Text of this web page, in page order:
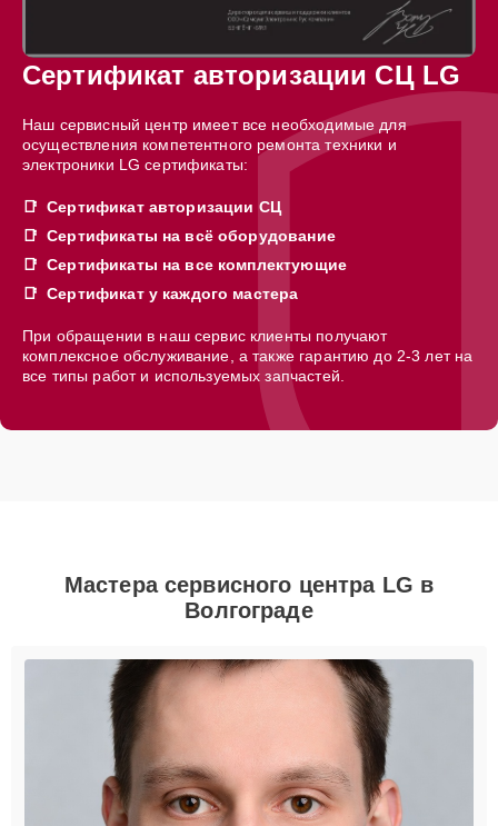
Сертификат авторизации СЦ LG
Наш сервисный центр имеет все необходимые для
осуществления компетентного ремонта техники и
электроники LG сертификаты:
Сертификат авторизации СЦ
Сертификаты на всё оборудование
Сертификаты на все комплектующие
Сертификат у каждого мастера
При обращении в наш сервис клиенты получают
комплексное обслуживание, а также гарантию до 2-3 лет на
все типы работ и используемых запчастей.
Мастера сервисного центра LG в
Волгограде